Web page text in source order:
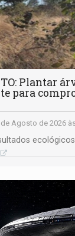
Plantar
para
de Agosto de 2026